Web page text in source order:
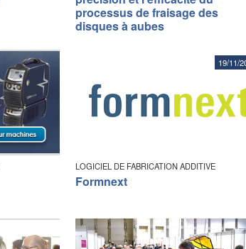
processus de fraisage des
disques à aubes
LOGICIEL DE FABRICATION ADDITIVE
Formnext
19/11/